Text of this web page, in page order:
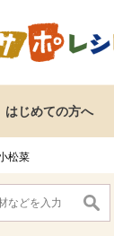
はじめての方へ
松菜
索メニューです。
ーここまで。
。